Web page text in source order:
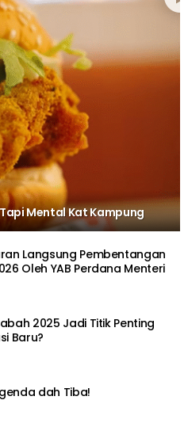
Mental Kat Kampung
Langsung Pembentangan
Oleh YAB Perdana Menteri
2025 Jadi Titik Penting
Baru?
dah Tiba!